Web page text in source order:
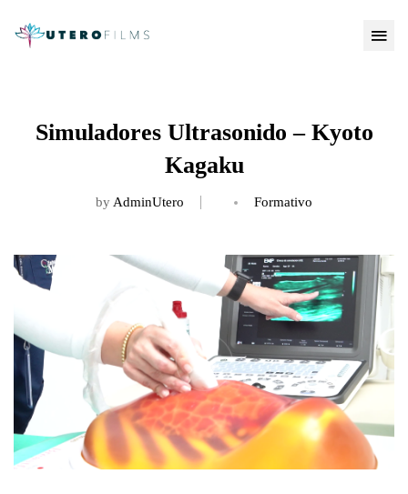
Simuladores Ultrasonido – Kyoto
Kagaku
byAdminUtero Formativo